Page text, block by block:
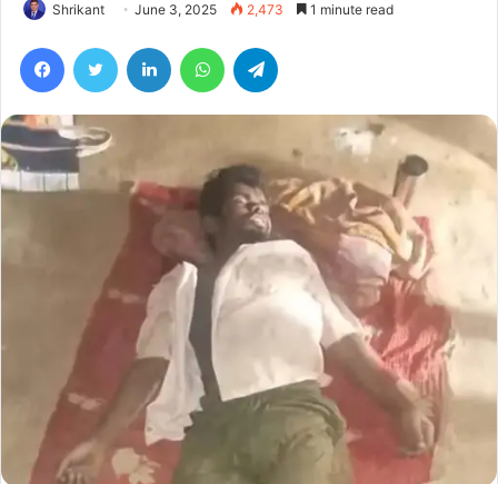
Shrikant June 3, 2025 2,473 1 minute read